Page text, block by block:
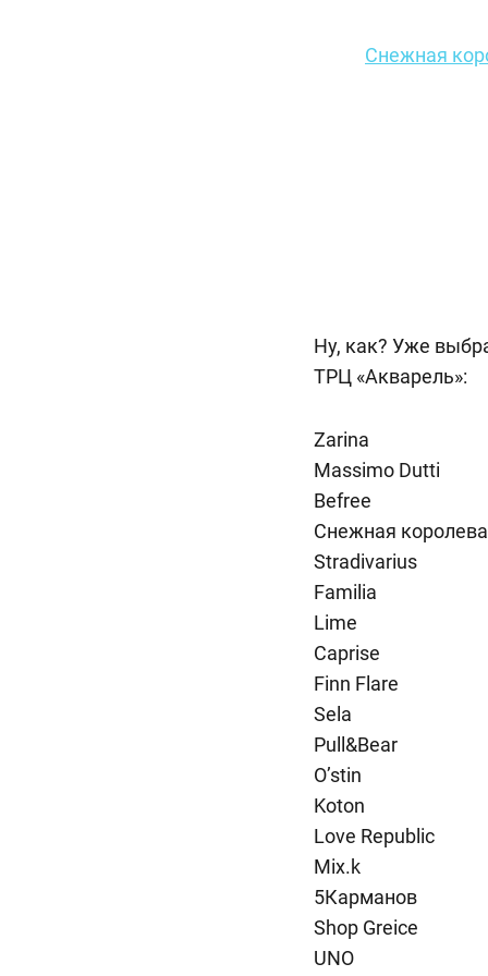
Снежная
Ну, как? Уже
ТРЦ «Акварель»:
Zarina
Massimo Dutti
Befree
Снежная королева
Stradivarius
Familia
Lime
Caprise
Finn Flare
Sela
Pull&Bear
O’stin
Koton
Love Republic
Mix.k
5Карманов
Shop Greice
UNO